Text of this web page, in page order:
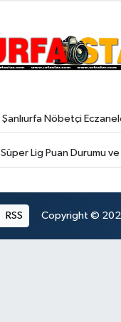
Şanlıurfa Nöbetçi
Süper Lig Puan Durumu
RSS Copyright ©